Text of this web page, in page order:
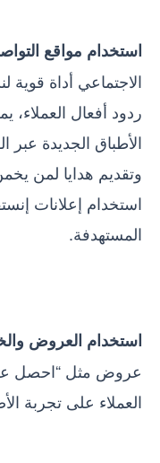
استخدام مواقع
الاجتماعي أداة قوية
ردود أفعال
الأطباق الجديدة
وتقديم هدايا لمن
استخدام إعلانات
المستهدفة.
استخدام العروض
عروض مثل “احصل
العملاء على تجربة